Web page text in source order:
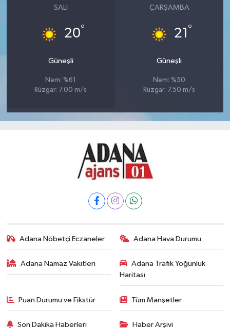
SALI
20°
Güneşli
Nem: %61
Rüzgar: 7.00 m/s
ÇARŞAMBA
21 °
Güneşli
Nem: %50
Rüzgar: 7.50 m/s
Adana Nöbetçi Eczaneler Adana Hava Durumu
Adana Namaz Vakitleri
Adana Trafik Yoğunluk
Haritası
Puan Durumu ve Fikstür Tüm Manşetler
Son Dakika Haberleri Haber Arşivi